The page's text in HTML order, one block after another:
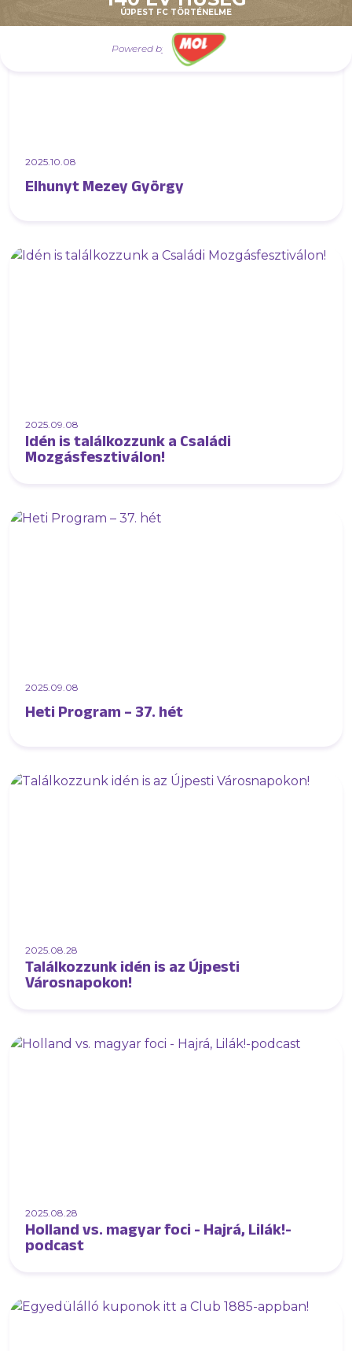
ÚJPEST FC TÖRTÉNELME
Powered by
2025.10.08
Elhunyt Mezey György
2025.09.08
Idén is találkozzunk a Családi
Mozgásfesztiválon!
2025.09.08
Heti Program – 37. hét
2025.08.28
Találkozzunk idén is az Újpesti
Városnapokon!
2025.08.28
Holland vs. magyar foci - Hajrá, Lilák!-
podcast